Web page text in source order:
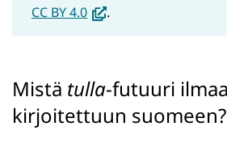
CC BY 4.0(avautuu
siirryt
toiseen
palveluun)
.
Mistä tulla-futuuri
kirjoitettuun suomeen?